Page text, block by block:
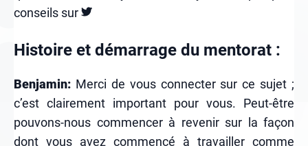
conseils sur
Histoire et démarrage du mentorat :
Benjamin: Merci de vous connecter sur ce sujet ;
c’est clairement important pour vous. Peut-être
pouvons-nous commencer à revenir sur la façon
dont vous avez commencé à travailler comme